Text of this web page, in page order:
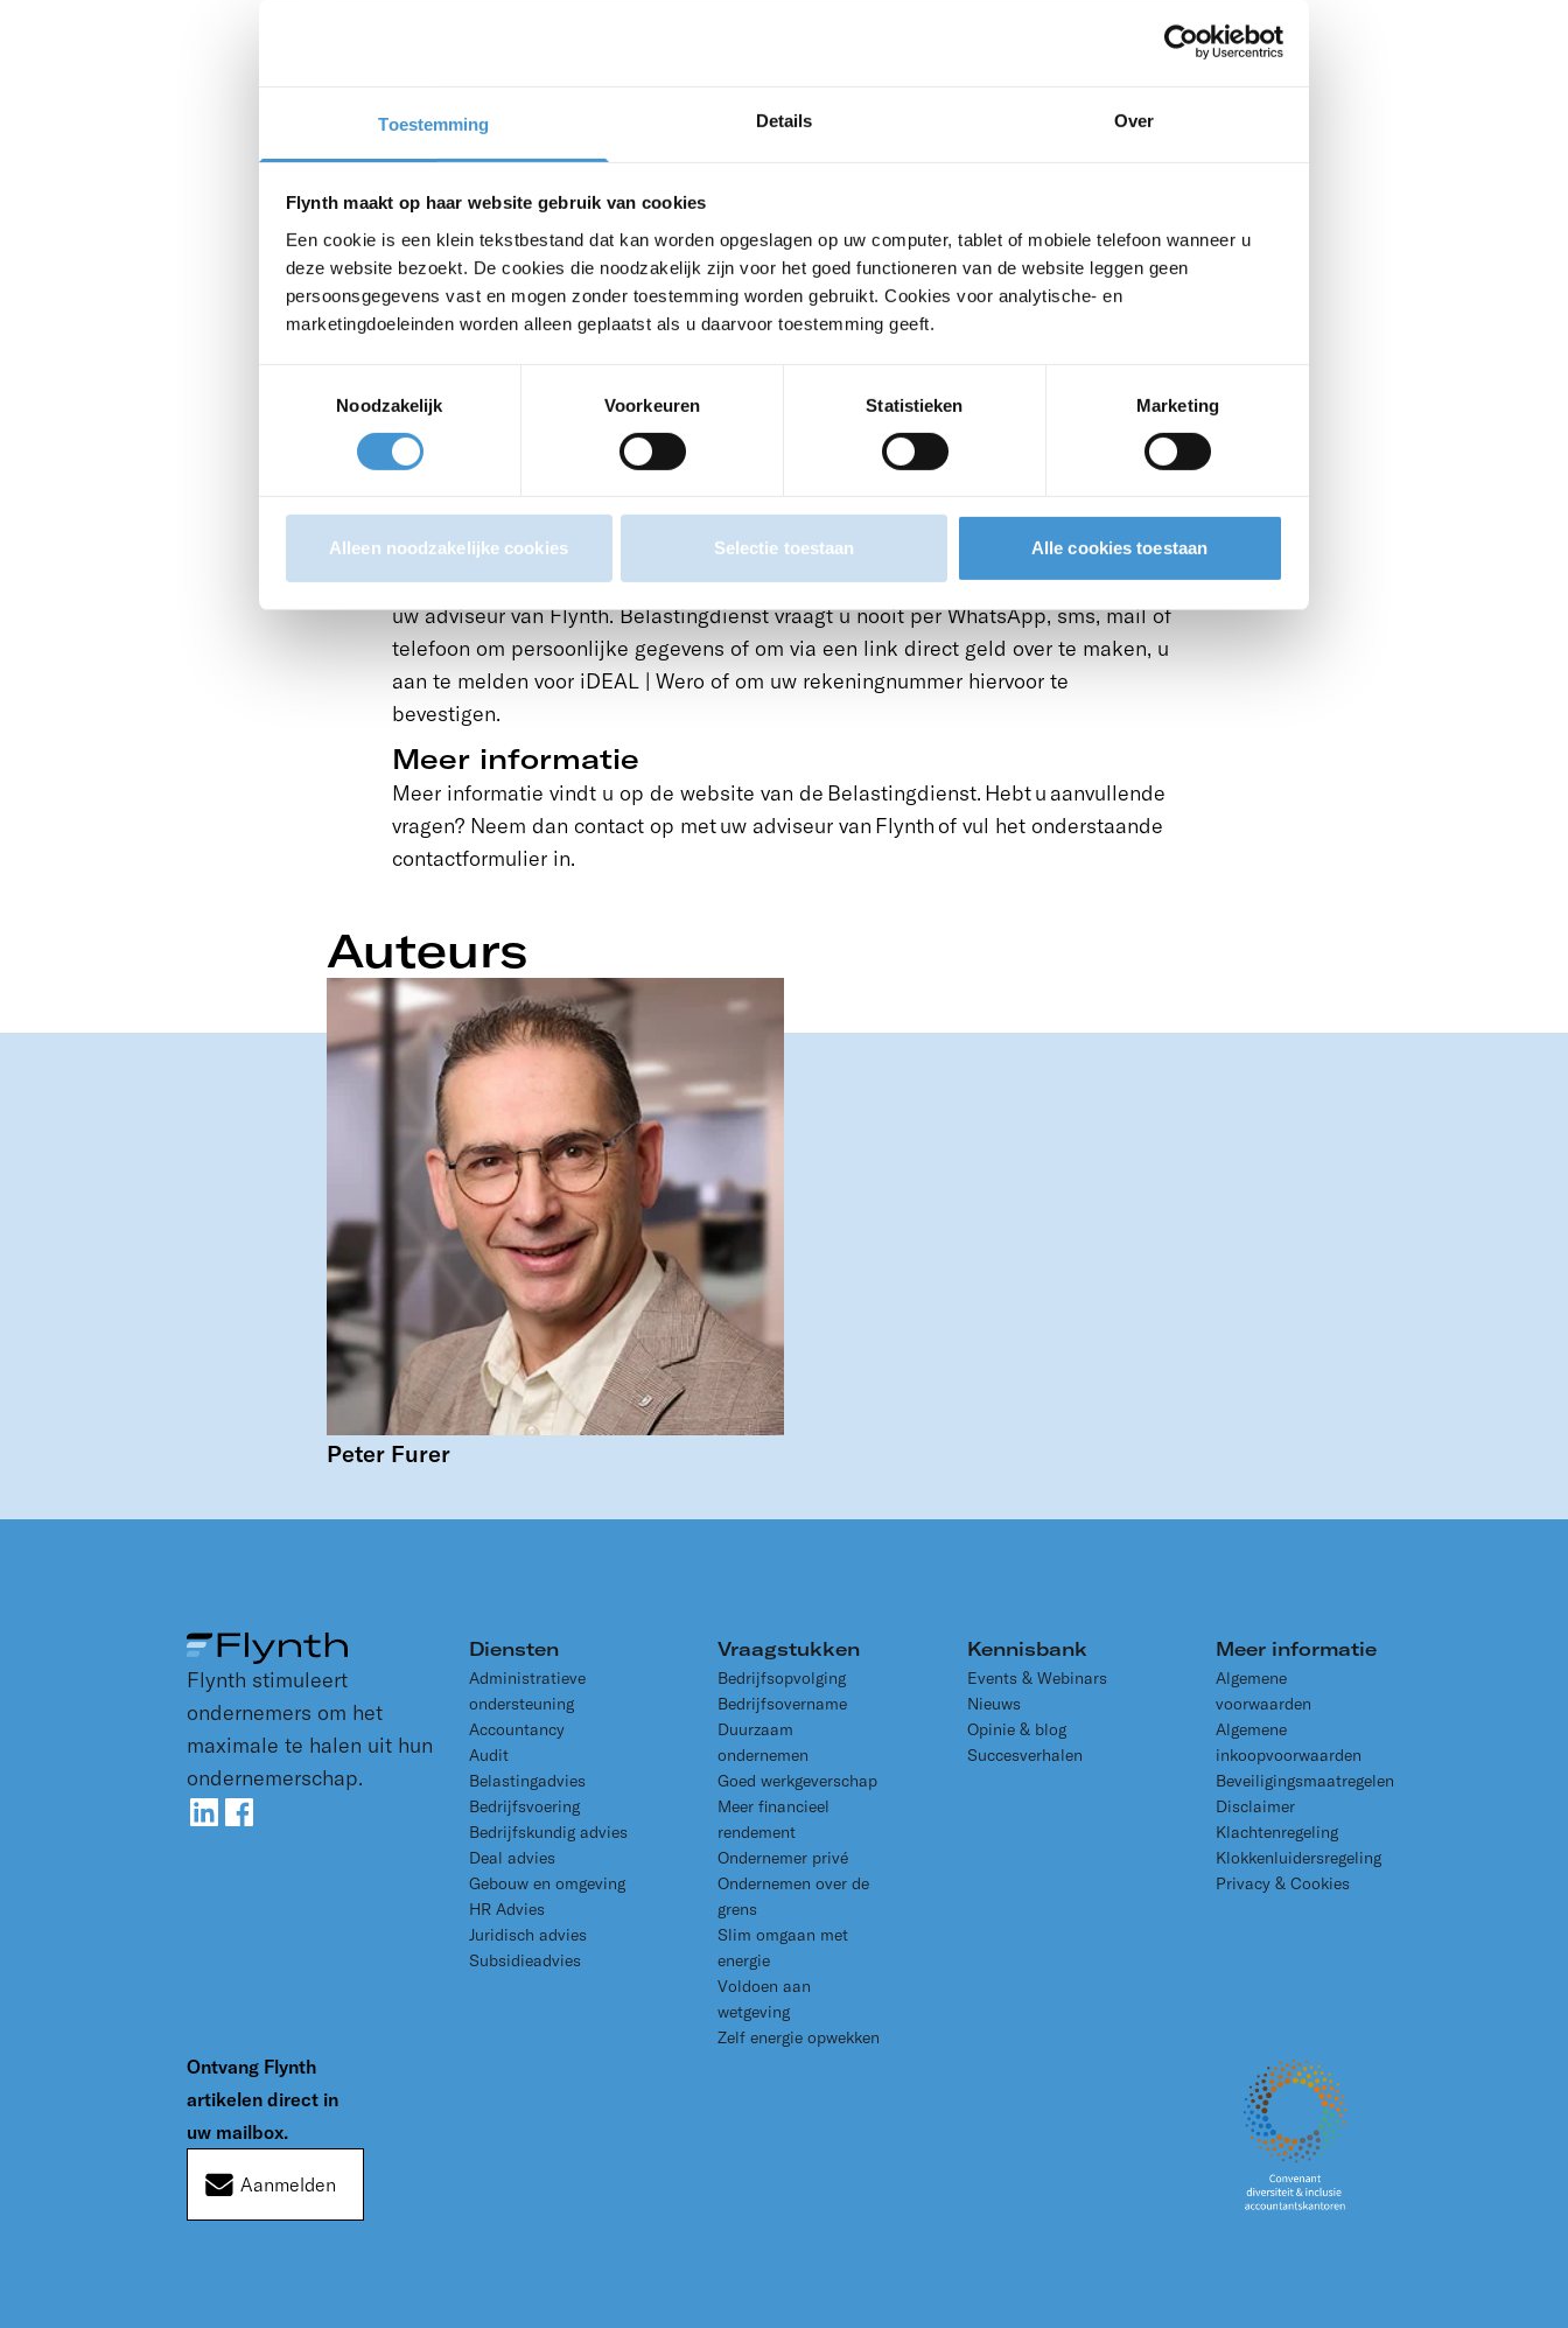
Toestemming Details Over
Flynth maakt op haar website gebruik van cookies
Een cookie is een klein tekstbestand dat kan worden opgeslagen op uw computer, tablet of mobiele telefoon wanneer u
deze website bezoekt. De cookies die noodzakelijk zijn voor het goed functioneren van de website leggen geen
persoonsgegevens vast en mogen zonder toestemming worden gebruikt. Cookies voor analytische- en
marketingdoeleinden worden alleen geplaatst als u daarvoor toestemming geeft.
Noodzakelijk
Voorkeuren Statistieken Marketing
Alleen noodzakelijke cookies Selectie toestaan Alle cookies toestaan
een oud rekeningnummer van de Belastingdienst in staat.
Controleer of een zelf ingestelde periodieke overboeking, bijvoorbeeld voor
een betalingsregeling, nog naar het juiste rekeningnummer gaat.
Betaalt u via iDEAL | Wero of automatische incasso via een portaal van de
Belastingdienst, dan hoeft u meestal niets aan te passen.
ING blijft bankier voor de Douane
blijft ING de uitvoerder.
Pas op voor phishing
deze kunnen worden misbruikt door fraudeurs. Twijfelt u aan een bericht of
betaalverzoek dat zogenaamd van de Belastingdienst afkomstig is? Doorloop dan
het stappenplan tegen phishing van de Belastingdienst of neem contact op met
uw adviseur van Flynth. Belastingdienst vraagt u nooit per WhatsApp, sms, mail of
telefoon om persoonlijke gegevens of om via een link direct geld over te maken, u
aan te melden voor iDEAL | Wero of om uw rekeningnummer hiervoor te
bevestigen.
Meer informatie
Meer informatie vindt u op de website van de Belastingdienst. Hebt u aanvullende
vragen? Neem dan contact op met uw adviseur van Flynth of vul het onderstaande
contactformulier in.
Auteurs
Peter Furer
Flynth stimuleert
ondernemers om het
maximale te halen uit hun
ondernemerschap.
Diensten
Administratieve
ondersteuning
Accountancy
Audit
Belastingadvies
Bedrijfsvoering
Bedrijfskundig advies
Deal advies
Gebouw en omgeving
HR Advies
Juridisch advies
Subsidieadvies
Vraagstukken
Bedrijfsopvolging
Bedrijfsovername
Duurzaam
ondernemen
Goed werkgeverschap
Meer financieel
rendement
Ondernemer privé
Ondernemen over de
grens
Slim omgaan met
energie
Voldoen aan
wetgeving
Zelf energie opwekken
Kennisbank
Events & Webinars
Nieuws
Opinie & blog
Succesverhalen
Meer informatie
Algemene
voorwaarden
Algemene
inkoopvoorwaarden
Beveiligingsmaatregelen
Disclaimer
Klachtenregeling
Klokkenluidersregeling
Privacy & Cookies
Ontvang Flynth
artikelen direct in
uw mailbox.
Aanmelden